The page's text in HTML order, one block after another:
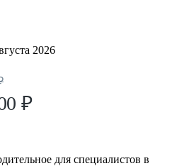
2026
₽
для специалистов в